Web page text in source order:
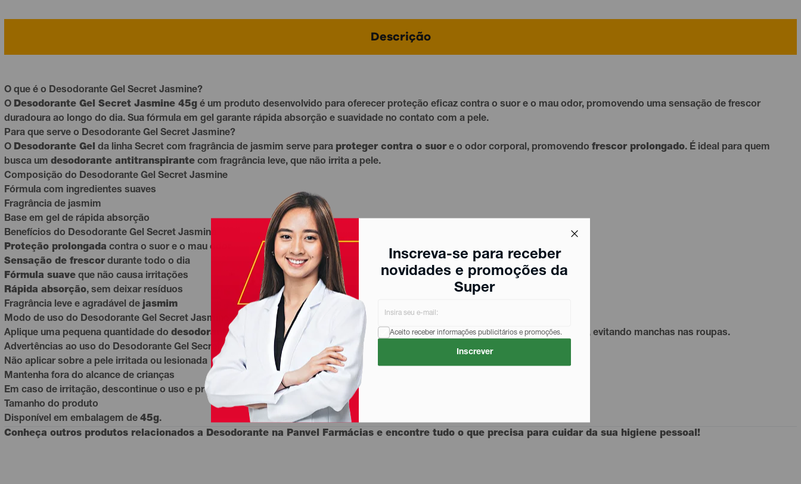
Inscreva-se para receber
novidades e promoções da
Super
Aceito receber informações publicitários e promoções.
Inscrever
Descrição
O que é o Desodorante Gel Secret Jasmine?
O Desodorante Gel Secret Jasmine 45g é um produto desenvolvido para oferecer proteção eficaz contra o suor e o mau odor, promovendo uma sensação de frescor
duradoura ao longo do dia. Sua fórmula em gel garante rápida absorção e suavidade no contato com a pele.
Para que serve o Desodorante Gel Secret Jasmine?
O Desodorante Gel da linha Secret com fragrância de jasmim serve para proteger contra o suor e o odor corporal, promovendo frescor prolongado. É ideal para quem
busca um desodorante antitranspirante com fragrância leve, que não irrita a pele.
Composição do Desodorante Gel Secret Jasmine
Fórmula com ingredientes suaves
Fragrância de jasmim
Base em gel de rápida absorção
Benefícios do Desodorante Gel Secret Jasmine
Proteção prolongada contra o suor e o mau odor
Sensação de frescor durante todo o dia
Fórmula suave que não causa irritações
Rápida absorção, sem deixar resíduos
Fragrância leve e agradável de jasmim
Modo de uso do Desodorante Gel Secret Jasmine
Aplique uma pequena quantidade do desodorante gel
nas axilas limpas e secas. Aguarde a secagem completa antes de se vestir, evitando manchas nas roupas.
Advertências ao uso do Desodorante Gel Secret Jasmine
Não aplicar sobre a pele irritada ou lesionada
Mantenha fora do alcance de crianças
Em caso de irritação, descontinue o uso e procure orientação médica
Tamanho do produto
Disponível em embalagem de 45g .
Conheça outros produtos relacionados a Desodorante na Panvel Farmácias e encontre tudo o que precisa para cuidar da sua higiene pessoal!